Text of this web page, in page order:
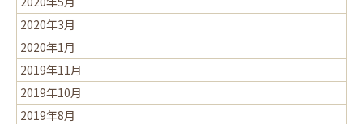
2020年3月
2020年1月
2019年11月
2019年10月
2019年8月